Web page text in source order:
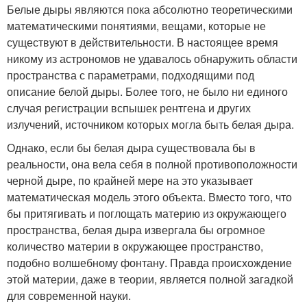
Белые дыры являются пока абсолютно теоретическими
математическими понятиями, вещами, которые не
существуют в действительности. В настоящее время
никому из астрономов не удавалось обнаружить области
пространства с параметрами, подходящими под
описание белой дыры. Более того, не было ни единого
случая регистрации вспышек рентгена и других
излучений, источником которых могла быть белая дыра.
Однако, если бы белая дыра существовала бы в
реальности, она вела себя в полной противоположности
черной дыре, по крайней мере на это указывает
математическая модель этого объекта. Вместо того, что
бы притягивать и поглощать материю из окружающего
пространства, белая дыра извергала бы огромное
количество материи в окружающее пространство,
подобно волшебному фонтану. Правда происхождение
этой материи, даже в теории, является полной загадкой
для современной науки.